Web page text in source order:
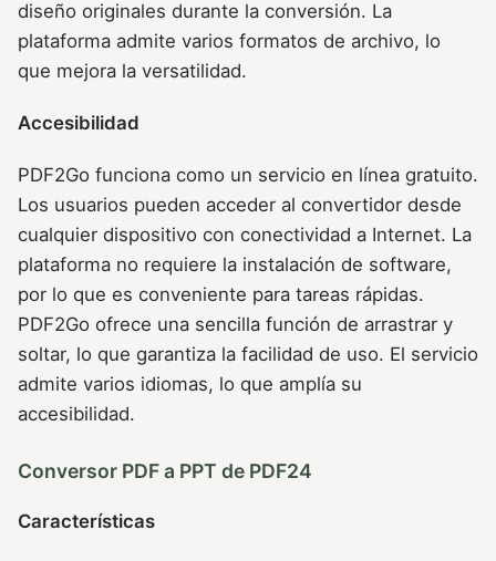
diseño originales durante la conversión. La
plataforma admite varios formatos de archivo, lo
que mejora la versatilidad.
Accesibilidad
PDF2Go funciona como un servicio en línea gratuito.
Los usuarios pueden acceder al convertidor desde
cualquier dispositivo con conectividad a Internet. La
plataforma no requiere la instalación de software,
por lo que es conveniente para tareas rápidas.
PDF2Go ofrece una sencilla función de arrastrar y
soltar, lo que garantiza la facilidad de uso. El servicio
admite varios idiomas, lo que amplía su
accesibilidad.
Conversor PDF a PPT de PDF24
Características